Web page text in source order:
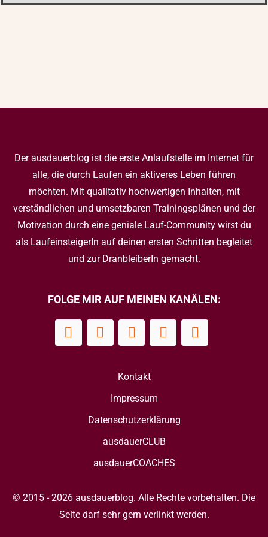
Der ausdauerblog ist die erste Anlaufstelle im Internet für
alle, die durch Laufen ein aktiveres Leben führen
möchten. Mit qualitativ hochwertigen Inhalten, mit
verständlichen und umsetzbaren Trainingsplänen und der
Motivation durch eine geniale Lauf-Community wirst du
als LaufeinsteigerIn auf deinen ersten Schritten begleitet
und zur DranbleiberIn gemacht.
FOLGE MIR AUF MEINEN KANÄLEN:
Kontakt
Impressum
Datenschutzerklärung
ausdauerCLUB
ausdauerCOACHES
© 2015 - 2026 ausdauerblog. Alle Rechte vorbehalten. Die
Seite darf sehr gern verlinkt werden.